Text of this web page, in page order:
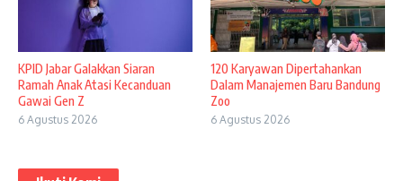
KPID Jabar Galakkan Siaran
Ramah Anak Atasi Kecanduan
Gawai Gen Z
6 Agustus 2026
120 Karyawan Dipertahankan
Dalam Manajemen Baru Bandung
Zoo
6 Agustus 2026